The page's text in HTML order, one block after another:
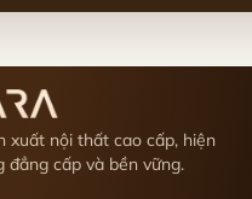
xuất nội thất cao cấp, hiện
đẳng cấp và bền vững.